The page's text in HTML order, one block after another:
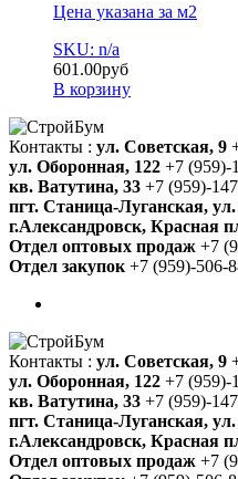
Цена указана за м2
SKU: n/a
601.00руб
В корзину
Контакты : ул. Советская, 9
ул. Оборонная, 122 +7 (959)-
кв. Ватутина, 33 +7 (959)-
пгт. Станица-Луганская,
г.Александровск, Красная
Отдел оптовых продаж +7
Отдел закупок +7 (959)-506-
Контакты : ул. Советская, 9
ул. Оборонная, 122 +7 (959)-
кв. Ватутина, 33 +7 (959)-
пгт. Станица-Луганская,
г.Александровск, Красная
Отдел оптовых продаж +7